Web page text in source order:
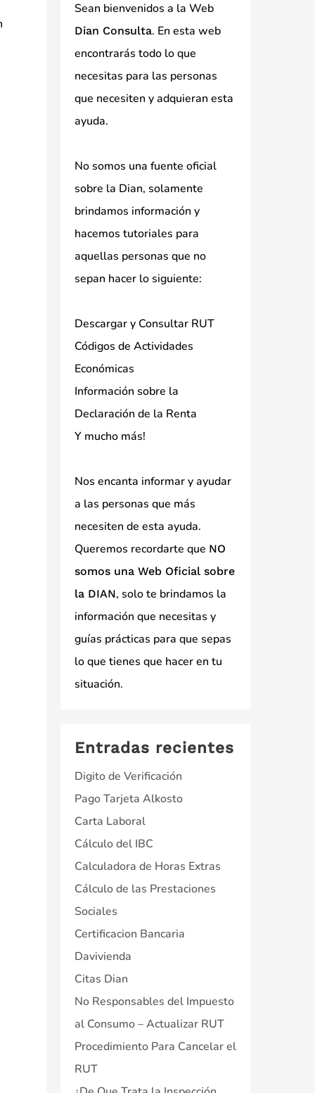
Sean bienvenidos a la Web
Dian Consulta. En esta web
encontrarás todo lo que
necesitas para las personas
que necesiten y adquieran esta
ayuda.
No somos una fuente oficial
sobre la Dian, solamente
brindamos información y
hacemos tutoriales para
aquellas personas que no
sepan hacer lo siguiente:
Descargar y Consultar RUT
Códigos de Actividades
Económicas
Información sobre la
Declaración de la Renta
Y mucho más!
Nos encanta informar y ayudar
a las personas que más
necesiten de esta ayuda.
Queremos recordarte que NO
somos una Web Oficial sobre
la DIAN, solo te brindamos la
información que necesitas y
guías prácticas para que sepas
lo que tienes que hacer en tu
situación.
Entradas recientes
Digito de Verificación
Pago Tarjeta Alkosto
Carta Laboral
Cálculo del IBC
Calculadora de Horas Extras
Cálculo de las Prestaciones
Sociales
Certificacion Bancaria
Davivienda
Citas Dian
No Responsables del Impuesto
al Consumo – Actualizar RUT
Procedimiento Para Cancelar el
RUT